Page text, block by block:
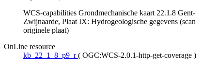
WCS-capabilities Grondmechanische kaart 22.1.8 Gent-
Zwijnaarde, Plaat IX: Hydrogeologische gegevens (scan
originele plaat)
OnLine resource
kb_22_1_8_p9_r ( OGC:WCS-2.0.1-http-get-coverage )